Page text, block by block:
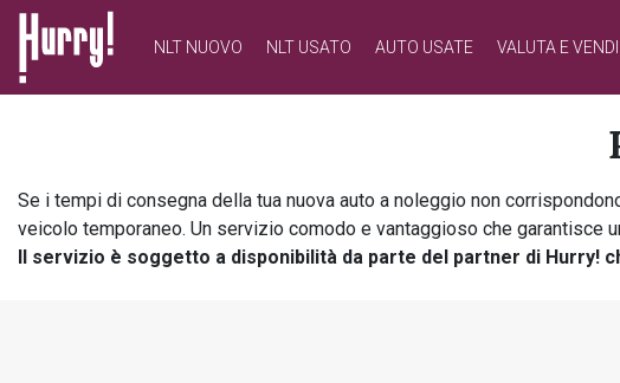
NLT NUOVO NLT USATO AUTO USATE VALUTA E VENDI
Se i tempi di consegna della tua nuova auto a noleggio non
veicolo temporaneo. Un servizio comodo e vantaggioso che garantisce
Il servizio è soggetto a disponibilità da parte del partner di Hurry!
NLT AZIENDE - P.IVA
NLT USATO AZIENDE - P. IVA
NLT USATO